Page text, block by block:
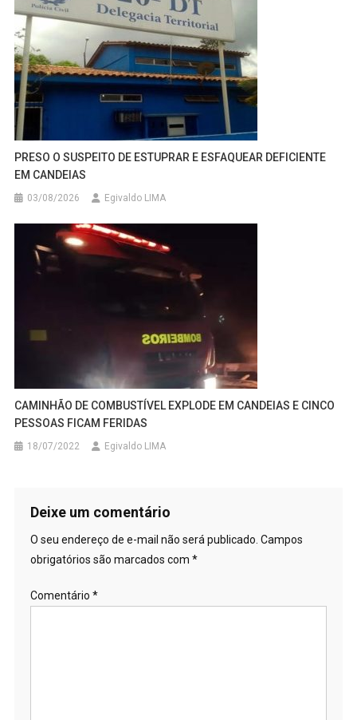
PRESO O SUSPEITO DE ESTUPRAR E ESFAQUEAR DEFICIENTE
EM CANDEIAS
03/08/2026 Egivaldo LIMA
CAMINHÃO DE COMBUSTÍVEL EXPLODE EM CANDEIAS E CINCO
PESSOAS FICAM FERIDAS
18/07/2022 Egivaldo LIMA
Deixe um comentário
O seu endereço de e-mail não será publicado. Campos
obrigatórios são marcados com *
Comentário *